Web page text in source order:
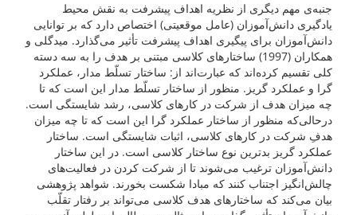
جنبه‌ی مهم دیگری از نظریه اهداف پیشرفت به نقش محیط
یادگیری دانش‌آموزان (عامل موقعیتی) اختصاص دارد که بر توانایی
دانش‌آموزان برای پیگیری اهداف پیشرفت تأثیر می‌گذارد. میدگلی و
همکاران (1997) ساختارهای کلاسی مبتنی بر هدف را به سه دسته
کلی تقسیم کرده‌اند که عبارت‌اند از: ساختار تسلّط مدار، عملکرد
گرا و عملکرد گریز. منظور از ساختار تسلّط مدار این است که تا
چه میزان هدف از شرکت در کارهای کلاسی، رشد شایستگی است.
درحالی‌که منظور از ساختار عملکرد گرا این است که تا چه میزان
هدفِ شرکت در کارهای کلاسی، اثبات شایستگی است. ساختار
عملکرد گریز بدترین نوع ساختار کلاسی است. در این ساختار
دانش‌آموزان ترغیب می‌شوند تا از شرکت کردن در فعالیت‌های
چالش‌انگیز اجتناب کنند که مبادا شکست بخورند. شواهد پژوهشی
بیان می‌کند که ساختارهای هدف کلاسی می‌تواند بر رفتار تقلّب